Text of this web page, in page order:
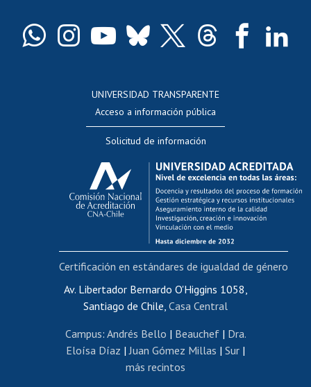
Docentes
Perfeccionamiento
Editar Portafolio Académico
Evaluación docente
Calificación académica
Postulación al AUCAI
Funcionarias/os
Cursos internos de capacitación
Bienestar del personal
Portal de movilidad interna
Certificado de renta
Certificado de renta honorarios
Editar páginas blancas
Extranjeras/os
UNIVERSIDAD TRANSPARENTE
Acceso a información pública
Solicitud de información
Av. Libertador Bernardo O'Higgins 1058,
Santiago de Chile, Casa Central
Campus: Andrés Bello | Beauchef| Dra.
Eloísa Díaz | Juan Gómez Millas | Sur |
más recintos
Certificación en estándares de igualdad de género